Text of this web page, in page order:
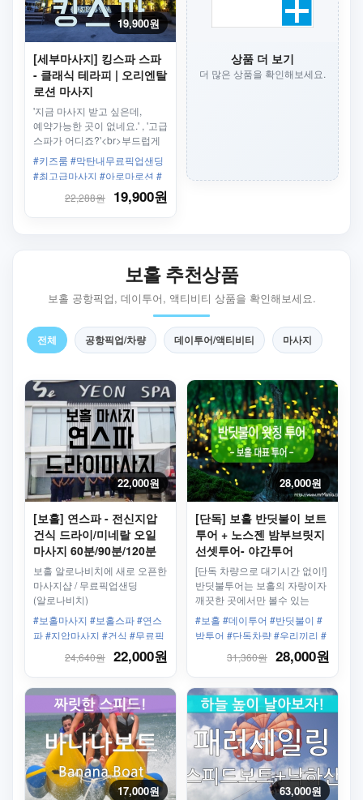
19,900원
[세부마사지] 킹스파 스파
- 클래식 테라피 | 오리엔탈
로션 마사지
60분/90분/120분
'지금 마사지 받고 싶은데,
예약가능한 곳이 없네요.' , '고급
스파가 어디죠?'<br>부드럽게
아로마로션 마사지를 받고
싶을때!
#키즈룸 #막탄내무료픽업샌딩
#최고급마사지 #아로마로션 #
킹스파 #아로마 마사지 #클래
식테라피
22,288원 19,900원
상품 더 보기
더 많은 상품을 확인해보세요.
보홀 추천상품
보홀 공항픽업, 데이투어, 액티비티 상품을 확인해보세요.
전체 공항픽업/차량 데이투어/액티비티 마사지
22,000원
[보홀] 연스파 - 전신지압
건식 드라이/미네랄 오일
마사지 60분/90분/120분
보홀 알로나비치에 새로 오픈한
마사지샵 / 무료픽업샌딩
(알로나비치)
#보홀마사지 #보홀스파 #연스
파 #지압마사지 #건식 #무료픽
드롭 #픽업드롭 #픽업샌딩 #오
일마사지
24,640원 22,000원
28,000원
[단독] 보홀 반딧불이 보트
투어 + 노스젠 밤부브릿지
선셋투어- 야간투어
[단독 차량으로 대기시간 없이!]
반딧불투어는 보홀의 자랑이자
깨끗한 곳에서만 볼수 있는
투어로 매일밤 크리스마스
트리에 불이 켜진듯 아름다운
풍경이 펼쳐진다.
#보홀 #데이투어 #반딧불이 #
밤투어 #단독차량 #우리끼리 #
선셋투어 #노스젠 #맹글로프
31,360원 28,000원
17,000원 63,000원